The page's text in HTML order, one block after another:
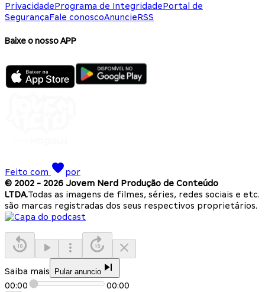
PrivacidadePrograma de IntegridadePortal de
SegurançaFale conoscoAnuncieRSS
Baixe o nosso APP
Feito com
por
© 2002 - 2026 Jovem Nerd Produção de Conteúdo
LTDA.Todas as imagens de filmes, séries, redes sociais e etc.
são marcas registradas dos seus respectivos proprietários.
Saiba mais Pular anuncio
00:00 00:00